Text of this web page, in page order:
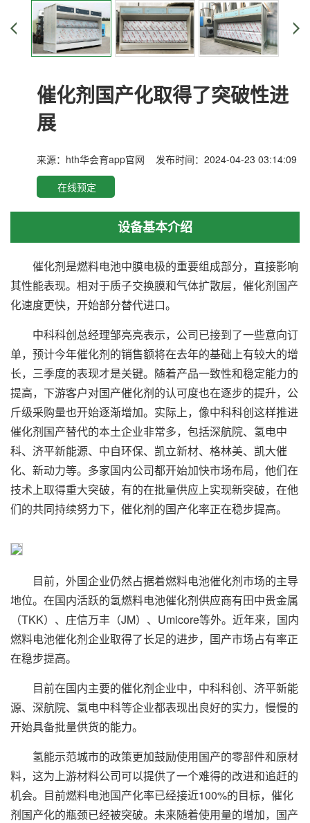
催化剂国产化取得了突破性进
展
来源： hth华会育app官网 发布时间：2024-04-23 03:14:09
在线预定
设备基本介绍
催化剂是燃料电池中膜电极的重要组成部分，直接影响
其性能表现。相对于质子交换膜和气体扩散层，催化剂国产
化速度更快，开始部分替代进口。
中科科创总经理邹亮亮表示，公司已接到了一些意向订
单，预计今年催化剂的销售额将在去年的基础上有较大的增
长，三季度的表现才是关键。随着产品一致性和稳定能力的
提高，下游客户对国产催化剂的认可度也在逐步的提升，公
斤级采购量也开始逐渐增加。实际上，像中科科创这样推进
催化剂国产替代的本土企业非常多，包括深航院、氢电中
科、济平新能源、中自环保、凯立新材、格林美、凯大催
化、新动力等。多家国内公司都开始加快市场布局，他们在
技术上取得重大突破，有的在批量供应上实现新突破，在他
们的共同持续努力下，催化剂的国产化率正在稳步提高。
目前，外国企业仍然占据着燃料电池催化剂市场的主导
地位。在国内活跃的氢燃料电池催化剂供应商有田中贵金属
（TKK）、庄信万丰（JM）、Umicore等外。近年来，国内
燃料电池催化剂企业取得了长足的进步，国产市场占有率正
在稳步提高。
目前在国内主要的催化剂企业中，中科科创、济平新能
源、深航院、氢电中科等企业都表现出良好的实力，慢慢的
开始具备批量供货的能力。
氢能示范城市的政策更加鼓励使用国产的零部件和原材
料，这为上游材料公司可以提供了一个难得的改进和追赶的
机会。目前燃料电池国产化率已经接近100%的目标，催化
剂国产化的瓶颈已经被突破。未来随着使用量的增加，国产